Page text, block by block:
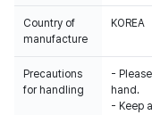
Country of
manufacture
KOREA
Precautions
for handling
-
hand.
- Keep